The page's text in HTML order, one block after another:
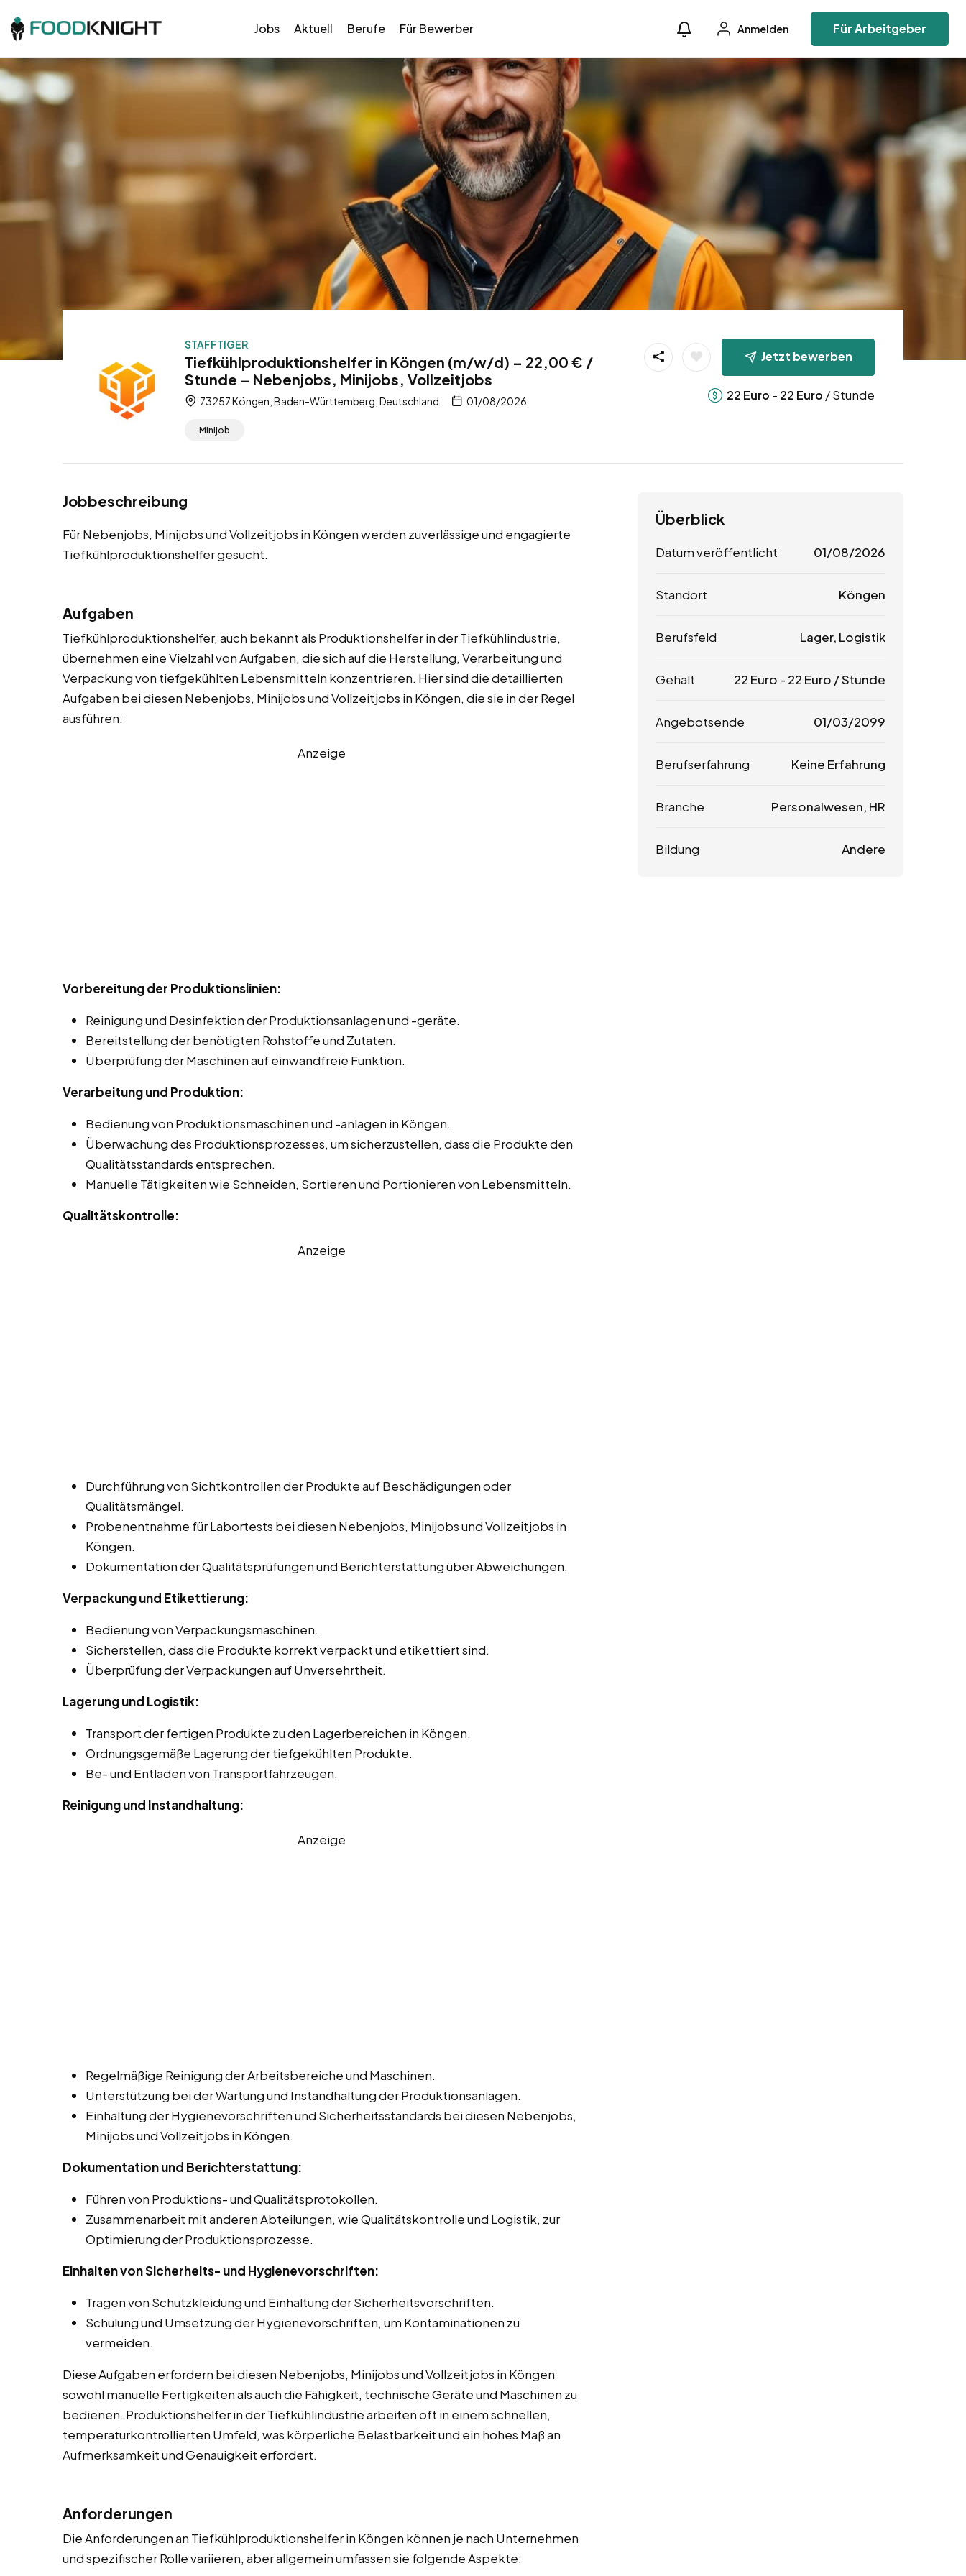
Jobs Aktuell Berufe Für Bewerber Anmelden Für Arbeitgeber
STAFFTIGER
Tiefkühlproduktionshelfer in Köngen (m/w/d) – 22,00 € /
Stunde – Nebenjobs, Minijobs, Vollzeitjobs
73257 Köngen, Baden-Württemberg, Deutschland 01/08/2026
Minijob
Jetzt bewerben
22 Euro - 22 Euro / Stunde
Jobbeschreibung
Für Nebenjobs, Minijobs und Vollzeitjobs in Köngen werden zuverlässige und engagierte
Tiefkühlproduktionshelfer gesucht.
Aufgaben
Tiefkühlproduktionshelfer, auch bekannt als Produktionshelfer in der Tiefkühlindustrie,
übernehmen eine Vielzahl von Aufgaben, die sich auf die Herstellung, Verarbeitung und
Verpackung von tiefgekühlten Lebensmitteln konzentrieren. Hier sind die detaillierten
Aufgaben bei diesen Nebenjobs, Minijobs und Vollzeitjobs in Köngen, die sie in der Regel
ausführen:
Anzeige
Vorbereitung der Produktionslinien:
Reinigung und Desinfektion der Produktionsanlagen und -geräte.
Bereitstellung der benötigten Rohstoffe und Zutaten.
Überprüfung der Maschinen auf einwandfreie Funktion.
Verarbeitung und Produktion:
Bedienung von Produktionsmaschinen und -anlagen in Köngen.
Überwachung des Produktionsprozesses, um sicherzustellen, dass die Produkte den
Qualitätsstandards entsprechen.
Manuelle Tätigkeiten wie Schneiden, Sortieren und Portionieren von Lebensmitteln.
Qualitätskontrolle:
Anzeige
Durchführung von Sichtkontrollen der Produkte auf Beschädigungen oder
Qualitätsmängel.
Probenentnahme für Labortests bei diesen Nebenjobs, Minijobs und Vollzeitjobs in
Köngen.
Dokumentation der Qualitätsprüfungen und Berichterstattung über Abweichungen.
Verpackung und Etikettierung:
Bedienung von Verpackungsmaschinen.
Sicherstellen, dass die Produkte korrekt verpackt und etikettiert sind.
Überprüfung der Verpackungen auf Unversehrtheit.
Lagerung und Logistik:
Transport der fertigen Produkte zu den Lagerbereichen in Köngen.
Ordnungsgemäße Lagerung der tiefgekühlten Produkte.
Be- und Entladen von Transportfahrzeugen.
Reinigung und Instandhaltung:
Anzeige
Regelmäßige Reinigung der Arbeitsbereiche und Maschinen.
Unterstützung bei der Wartung und Instandhaltung der Produktionsanlagen.
Einhaltung der Hygienevorschriften und Sicherheitsstandards bei diesen Nebenjobs,
Minijobs und Vollzeitjobs in Köngen.
Dokumentation und Berichterstattung:
Führen von Produktions- und Qualitätsprotokollen.
Zusammenarbeit mit anderen Abteilungen, wie Qualitätskontrolle und Logistik, zur
Optimierung der Produktionsprozesse.
Einhalten von Sicherheits- und Hygienevorschriften:
Tragen von Schutzkleidung und Einhaltung der Sicherheitsvorschriften.
Schulung und Umsetzung der Hygienevorschriften, um Kontaminationen zu
vermeiden.
Diese Aufgaben erfordern bei diesen Nebenjobs, Minijobs und Vollzeitjobs in Köngen
sowohl manuelle Fertigkeiten als auch die Fähigkeit, technische Geräte und Maschinen zu
bedienen. Produktionshelfer in der Tiefkühlindustrie arbeiten oft in einem schnellen,
temperaturkontrollierten Umfeld, was körperliche Belastbarkeit und ein hohes Maß an
Aufmerksamkeit und Genauigkeit erfordert.
Anforderungen
Die Anforderungen an Tiefkühlproduktionshelfer in Köngen können je nach Unternehmen
und spezifischer Rolle variieren, aber allgemein umfassen sie folgende Aspekte:
Überblick
Datum veröffentlicht 01/08/2026
Standort Köngen
Berufsfeld Lager, Logistik
Gehalt 22 Euro - 22 Euro / Stunde
Angebotsende 01/03/2099
Berufserfahrung Keine Erfahrung
Branche Personalwesen, HR
Bildung Andere